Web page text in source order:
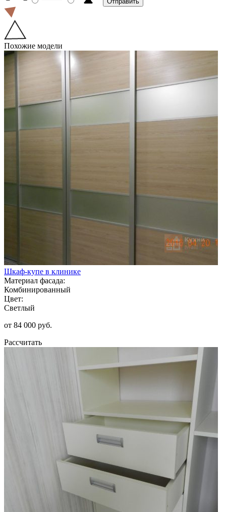
Похожие модели
Шкаф-купе в клинике
Материал фасада:
Комбинированный
Цвет:
Светлый
от 84 000 руб.
Рассчитать